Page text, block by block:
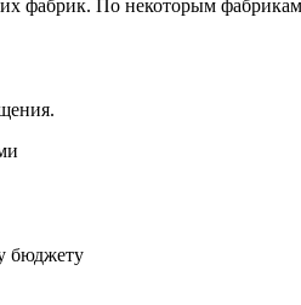
фабрик. По некоторым